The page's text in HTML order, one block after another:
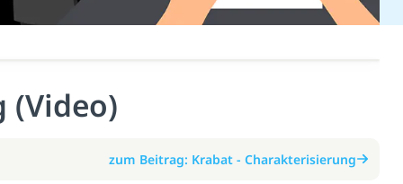
(Video)
zum Beitrag: Krabat - Charakterisierung